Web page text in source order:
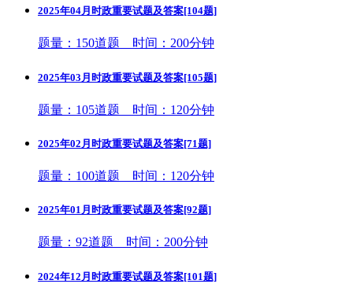
2025年04月时政重要试题及答案[104题]
题量：150道题 时间：200分钟
2025年03月时政重要试题及答案[105题]
题量：105道题 时间：120分钟
2025年02月时政重要试题及答案[71题]
题量：100道题 时间：120分钟
2025年01月时政重要试题及答案[92题]
题量：92道题 时间：200分钟
2024年12月时政重要试题及答案[101题]